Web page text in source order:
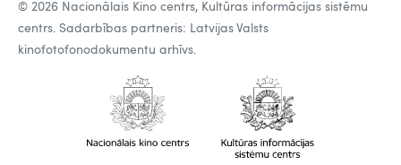
© 2026 Nacionālais Kino centrs, Kultūras informācijas sistēmu
centrs. Sadarbības partneris: Latvijas Valsts
kinofotofonodokumentu arhīvs.